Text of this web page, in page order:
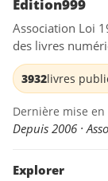
Edition999
Association Loi
des livres
3932livres
Dernière mise en
Depuis 2006 ·
Explorer